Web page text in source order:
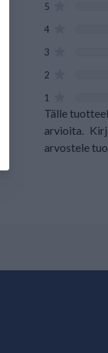
5
4
3
2
1
Tälle
arvioita.
arvostele